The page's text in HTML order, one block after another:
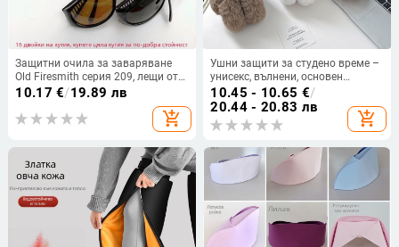
Защитни очила за заваряване
Old Firesmith серия 209, лещи от
смола, защита при заваряване и
10.17 €/19.89 лв
add_shopping_cart
Ушни защити за студено време –
унисекс, вълнени, основен
минималистичен стил,
едноцветни, топли за зима, за
възрастни
10.45 - 10.65 €/
20.44 - 20.83 лв
add_shopping_cart